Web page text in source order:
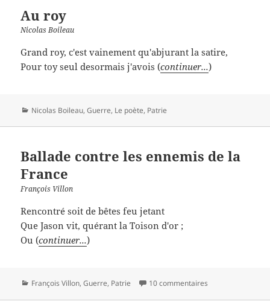
Au roy
Nicolas Boileau
Grand roy, c'est vainement qu'abjurant la satire,
Pour toy seul desormais j'avois (continuer...)
Catégories
Nicolas Boileau,Guerre, Le poète, Patrie
Ballade contre les ennemis de la
France
François Villon
Rencontré soit de bêtes feu jetant
Que Jason vit, quérant la Toison d'or ;
Ou (continuer...)
Catégories
François Villon,Guerre, Patrie 10 commentaires